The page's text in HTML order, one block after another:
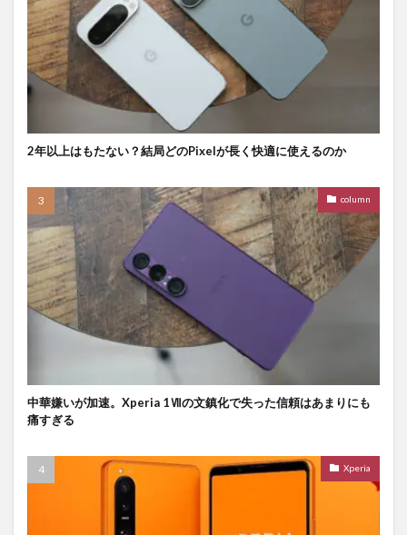
2年以上はもたない？結局どのPixelが長く快適に使えるのか
column
中華嫌いが加速。Xperia 1Ⅶの文鎮化で失った信頼はあまりにも
痛すぎる
Xperia